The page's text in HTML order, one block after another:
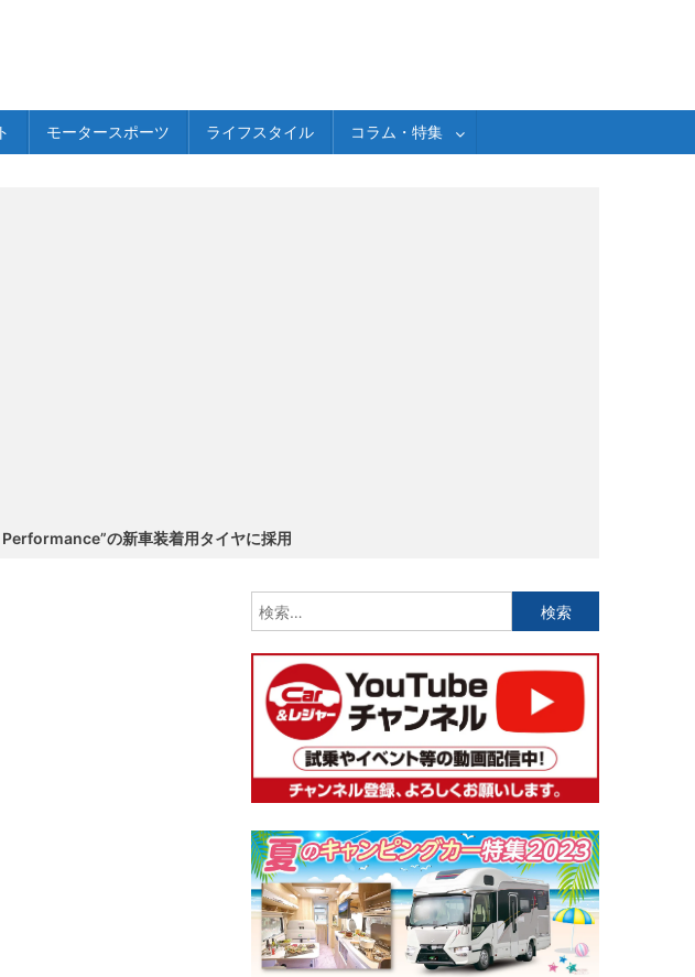
モータースポーツ ライフスタイル コラム・特集
の新車装着用タイヤに採用
索: